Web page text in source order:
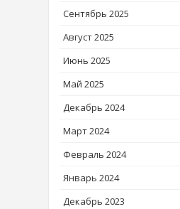
Сентябрь 2025
Август 2025
Июнь 2025
Май 2025
Декабрь 2024
Март 2024
Февраль 2024
Январь 2024
Декабрь 2023